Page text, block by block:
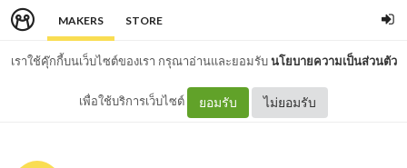
MAKERS STORE
เราใช้คุ๊กกี้บนเว็บไซต์ของเรา กรุณาอ่านและยอมรับนโยบายความเป็นส่วนตัว
เพื่อใช้บริการเว็บไซต์ ยอมรับ ไม่ยอมรับ